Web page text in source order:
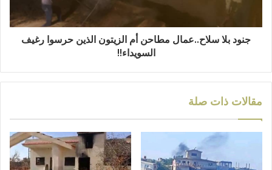
جنود بلا سلاح..عمال مطاحن أم الزيتون الذين حرسوا رغيف
السويداء!!
مقالات ذات صلة